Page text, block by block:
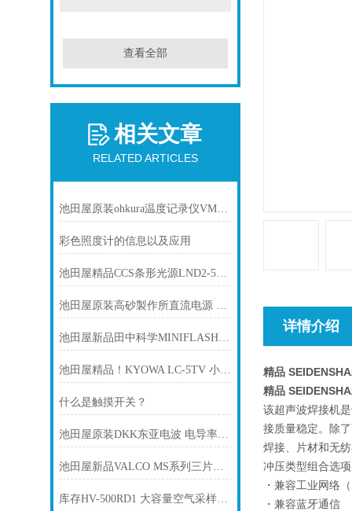
查看全部
相关文章
RELATED ARTICLES
池田屋原装ohkura温度记录仪VM7000产品介绍技术参数
彩色照度计的信息以及应用
池田屋精品CCS条形光源LND2-500SW产品介绍技术参数
池田屋原装高砂製作所直流电源 ZX-S-800LA产品介绍技术参数
池田屋新品田中科学MINIFLASH FP VISION微量闪点测试仪
池田屋精品！KYOWA LC-5TV 小型压缩式载荷传感器
什么是触摸开关？
池田屋原装DKK东亚电波 电导率计 AA1F-2产品介绍技术参数
池田屋新品VALCO MS系列三片式全端口螺纹球阀SPC-VAMS25C正式发布
库存HV-500RD1 大容量空气采样器 SIBATA柴田科学
详情介绍
精品
精品
该超声波焊接机
接质量稳定。除
焊接、片材和无
冲压类型组合选项
・兼容工业网络
・兼容蓝牙通信